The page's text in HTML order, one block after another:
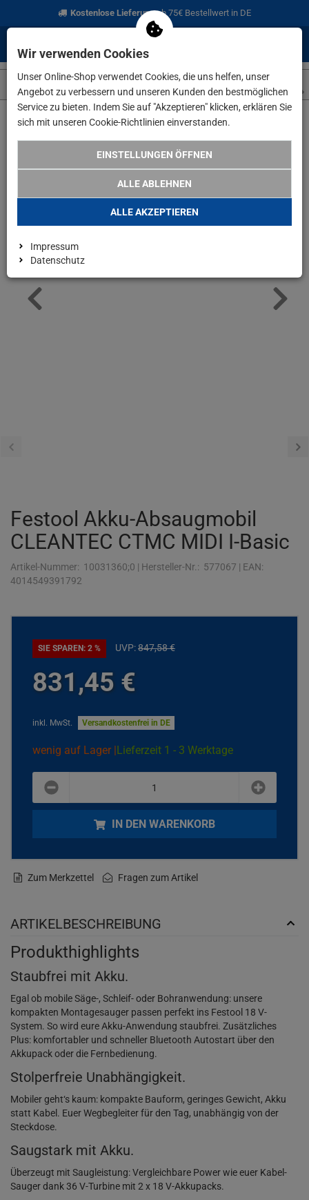
Kostenlose Lieferungab 75€ Bestellwert in DE
Festool Akku-Absaugmobil
CLEANTEC CTMC MIDI I-Basic
Artikel-Nummer: 10031360;0 | Hersteller-Nr.: 577067 | EAN:
4014549391792
SIE SPAREN: 2 % UVP:847,58€
831,45 €
inkl. MwSt. Versandkostenfrei in DE
wenig auf Lager |Lieferzeit 1 - 3 Werktage
minus
IN DEN WARENKORB
Zum Merkzettel Fragen zum Artikel
ARTIKELBESCHREIBUNG
Produkthighlights
Staubfrei mit Akku.
Egal ob mobile Säge-, Schleif- oder Bohranwendung: unsere
kompakten Montagesauger passen perfekt ins Festool 18 V-
System. So wird eure Akku-Anwendung staubfrei. Zusätzliches
Plus: komfortabler und schneller Bluetooth Autostart über den
Akkupack oder die Fernbedienung.
Stolperfreie Unabhängigkeit.
Mobiler geht‘s kaum: kompakte Bauform, geringes Gewicht, Akku
statt Kabel. Euer Wegbegleiter für den Tag, unabhängig von der
Steckdose.
Saugstark mit Akku.
Überzeugt mit Saugleistung: Vergleichbare Power wie euer Kabel-
Sauger dank 36 V-Turbine mit 2 x 18 V-Akkupacks.
Wir verwenden Cookies
Unser Online-Shop verwendet Cookies, die uns helfen, unser
Angebot zu verbessern und unseren Kunden den bestmöglichen
Service zu bieten. Indem Sie auf "Akzeptieren" klicken, erklären Sie
sich mit unseren Cookie-Richtlinien einverstanden.
EINSTELLUNGEN ÖFFNEN
ALLE ABLEHNEN
ALLE AKZEPTIEREN
Impressum
Datenschutz